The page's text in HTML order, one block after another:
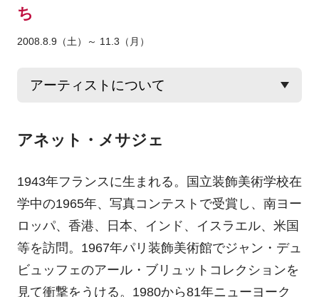
ち
2008.8.9（土）～ 11.3（月）
アネット・メサジェ
1943年フランスに生まれる。国立装飾美術学校在
学中の1965年、写真コンテストで受賞し、南ヨー
ロッパ、香港、日本、インド、イスラエル、米国
等を訪問。1967年パリ装飾美術館でジャン・デュ
ビュッフェのアール・ブリュットコレクションを
見て衝撃をうける。1980から81年ニューヨーク